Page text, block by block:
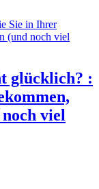
glücklich? :
viel